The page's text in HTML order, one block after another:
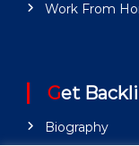
Work From
Get
Biography